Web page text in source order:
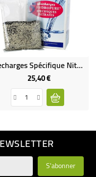
Recharges Spécifique Nitrates Pour Pichet Filtreur X5
25,40 €Prix